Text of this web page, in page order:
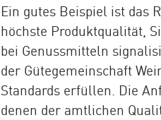
Ein gutes Beispiel ist das
höchste Produktqualität,
bei Genussmitteln
der Gütegemeinschaft
Standards erfüllen. Die
denen der amtlichen